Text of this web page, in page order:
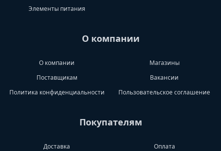
Элементы питания
О компании
О компании
Магазины
Поставщикам
Вакансии
Политика конфиденциальности
Пользовательское соглашение
Покупателям
Доставка
Оплата